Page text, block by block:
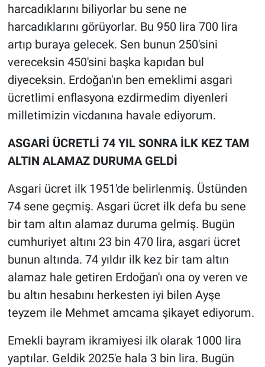
harcadıklarını biliyorlar bu sene ne
harcadıklarını görüyorlar. Bu 950 lira 700 lira
artıp buraya gelecek. Sen bunun 250'sini
vereceksin 450'sini başka kapıdan bul
diyeceksin. Erdoğan'ın ben emeklimi asgari
ücretlimi enflasyona ezdirmedim diyenleri
milletimizin vicdanına havale ediyorum.
ASGARİ ÜCRETLİ 74 YIL SONRA İLK KEZ TAM
ALTIN ALAMAZ DURUMA GELDİ
Asgari ücret ilk 1951'de belirlenmiş. Üstünden
74 sene geçmiş. Asgari ücret ilk defa bu sene
bir tam altın alamaz duruma gelmiş. Bugün
cumhuriyet altını 23 bin 470 lira, asgari ücret
bunun altında. 74 yıldır ilk kez bir tam altın
alamaz hale getiren Erdoğan'ı ona oy veren ve
bu altın hesabını herkesten iyi bilen Ayşe
teyzem ile Mehmet amcama şikayet ediyorum.
Emekli bayram ikramiyesi ilk olarak 1000 lira
yaptılar. Geldik 2025'e hala 3 bin lira. Bugün